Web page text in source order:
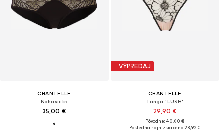
CHANTELLE
Nohavičky
35,00 €
VÝPREDAJ
CHANTELLE
Tangá 'LUSH'
29,90 €
Pôvodne: 40,00 €
Posledná najnižšia cena:23,92 €